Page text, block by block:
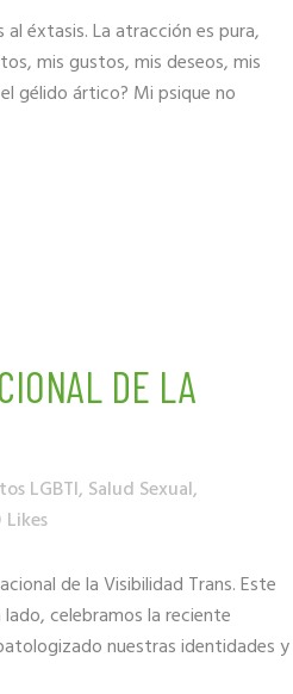
al éxtasis. La atracción es pura,
mis gustos, mis deseos, mis
gélido ártico? Mi psique no
DE LA
LGBTI, Salud Sexual,
Likes
de la Visibilidad Trans. Este
celebramos la reciente
nuestras identidades y